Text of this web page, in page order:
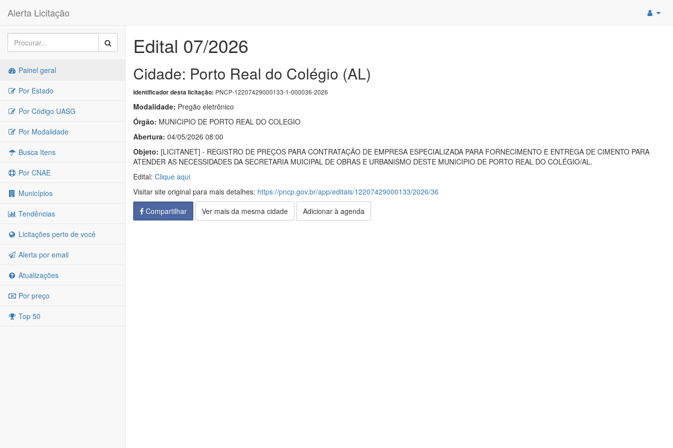
Alerta Licitação
Painel geral
Por Estado
Por Código UASG
Por Modalidade
Busca Itens
Por CNAE
Municípios
Tendências
Licitações perto de você
Alerta por email
Atualizações
Por preço
Top 50
Edital 07/2026
Cidade: Porto Real do Colégio (AL)
Identificador desta licitação: PNCP-12207429000133-1-000036-2026
Modalidade: Pregão eletrônico
Órgão: MUNICIPIO DE PORTO REAL DO COLEGIO
Abertura: 04/05/2026 08:00
Objeto: [LICITANET] - REGISTRO DE PREÇOS PARA CONTRATAÇÃO DE EMPRESA ESPECIALIZADA PARA FORNECIMENTO E ENTREGA DE CIMENTO PARA
ATENDER AS NECESSIDADES DA SECRETARIA MUICIPAL DE OBRAS E URBANISMO DESTE MUNICIPIO DE PORTO REAL DO COLÉGIO/AL.
Edital: Clique aqui
Visitar site original para mais detalhes: https://pncp.gov.br/app/editais/12207429000133/2026/36
Compartilhar
Ver mais da mesma cidade Adicionar à agenda